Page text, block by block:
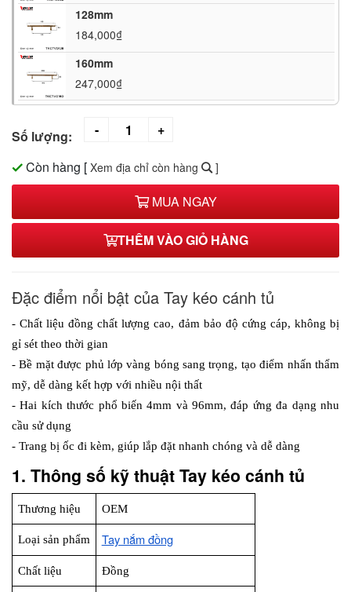
128mm
184,000₫
160mm
247,000₫
Số lượng:
Còn hàng [ Xem địa chỉ còn hàng ]
MUA NGAY
THÊM VÀO GIỎ HÀNG
Đặc điểm nổi bật của Tay kéo cánh tủ
- Chất liệu đồng chất lượng cao, đảm bảo độ cứng cáp, không bị
gỉ sét theo thời gian
- Bề mặt được phủ lớp vàng bóng sang trọng, tạo điểm nhấn thẩm
mỹ, dễ dàng kết hợp với nhiều nội thất
- Hai kích thước phổ biến 4mm và 96mm, đáp ứng đa dạng nhu
cầu sử dụng
- Trang bị ốc đi kèm, giúp lắp đặt nhanh chóng và dễ dàng
1. Thông số kỹ thuật Tay kéo cánh tủ
Thương hiệu OEM
Loại sản phẩm Tay nắm đồng
Chất liệu Đồng